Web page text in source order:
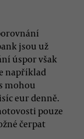
jsou už
úspor však
například
mohou
eur denně.
pouze
čerpat